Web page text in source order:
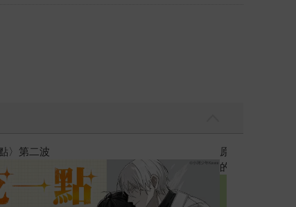
黃色書刊回來